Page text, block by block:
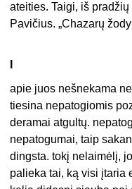
ateities. Taigi, iš
Pavičius. „Chazarų
apie juos nešnekama
tiesina nepatogiomis
deramai atgultų.
nepatogumai, taip
dingsta. tokį nelaimėlį,
palieka tai, ką visi įtaria